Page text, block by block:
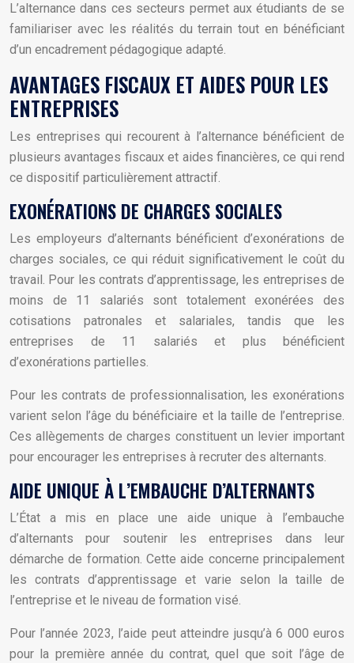
L’alternance dans ces secteurs permet aux étudiants de se
familiariser avec les réalités du terrain tout en bénéficiant
d’un encadrement pédagogique adapté.
AVANTAGES FISCAUX ET AIDES POUR LES
ENTREPRISES
Les entreprises qui recourent à l’alternance bénéficient de
plusieurs avantages fiscaux et aides financières, ce qui rend
ce dispositif particulièrement attractif.
EXONÉRATIONS DE CHARGES SOCIALES
Les employeurs d’alternants bénéficient d’exonérations de
charges sociales, ce qui réduit significativement le coût du
travail. Pour les contrats d’apprentissage, les entreprises de
moins de 11 salariés sont totalement exonérées des
cotisations patronales et salariales, tandis que les
entreprises de 11 salariés et plus bénéficient
d’exonérations partielles.
Pour les contrats de professionnalisation, les exonérations
varient selon l’âge du bénéficiaire et la taille de l’entreprise.
Ces allègements de charges constituent un levier important
pour encourager les entreprises à recruter des alternants.
AIDE UNIQUE À L’EMBAUCHE D’ALTERNANTS
L’État a mis en place une aide unique à l’embauche
d’alternants pour soutenir les entreprises dans leur
démarche de formation. Cette aide concerne principalement
les contrats d’apprentissage et varie selon la taille de
l’entreprise et le niveau de formation visé.
Pour l’année 2023, l’aide peut atteindre jusqu’à 6 000 euros
pour la première année du contrat, quel que soit l’âge de